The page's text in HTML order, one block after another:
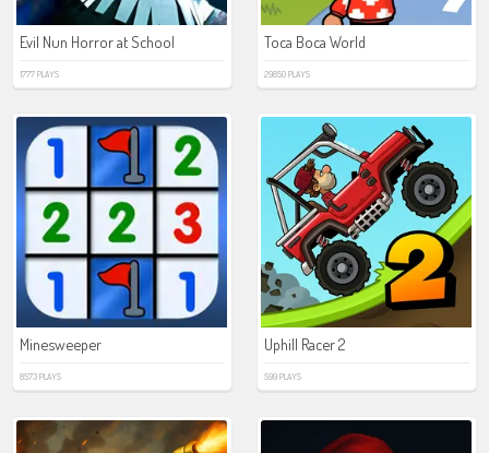
Evil Nun Horror at School
1777 PLAYS
Toca Boca World
29850 PLAYS
Minesweeper
8573 PLAYS
Uphill Racer 2
599 PLAYS